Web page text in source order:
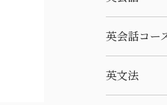
英会話コー
英文法